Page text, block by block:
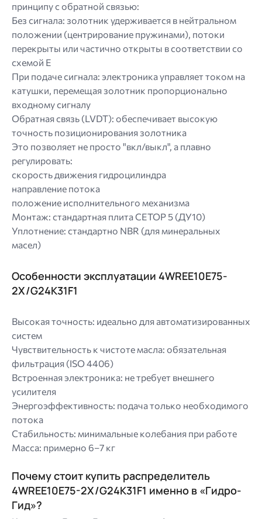
принципу с обратной связью:
Без сигнала: золотник удерживается в нейтральном
положении (центрирование пружинами), потоки
перекрыты или частично открыты в соответствии со
схемой E
При подаче сигнала: электроника управляет током на
катушки, перемещая золотник пропорционально
входному сигналу
Обратная связь (LVDT): обеспечивает высокую
точность позиционирования золотника
Это позволяет не просто "вкл/выкл", а плавно
регулировать:
скорость движения гидроцилиндра
направление потока
положение исполнительного механизма
Монтаж: стандартная плита CETOP 5 (ДУ10)
Уплотнение: стандартно NBR (для минеральных
масел)
Особенности эксплуатации 4WREE10E75-
2X/G24K31F1
Высокая точность: идеально для автоматизированных
систем
Чувствительность к чистоте масла: обязательная
фильтрация (ISO 4406)
Встроенная электроника: не требует внешнего
усилителя
Энергоэффективность: подача только необходимого
потока
Стабильность: минимальные колебания при работе
Масса: примерно 6–7 кг
Почему стоит купить распределитель
4WREE10E75-2X/G24K31F1 именно в «Гидро-
Гид»?